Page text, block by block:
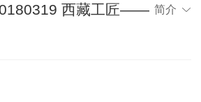
西藏工匠—— 简介